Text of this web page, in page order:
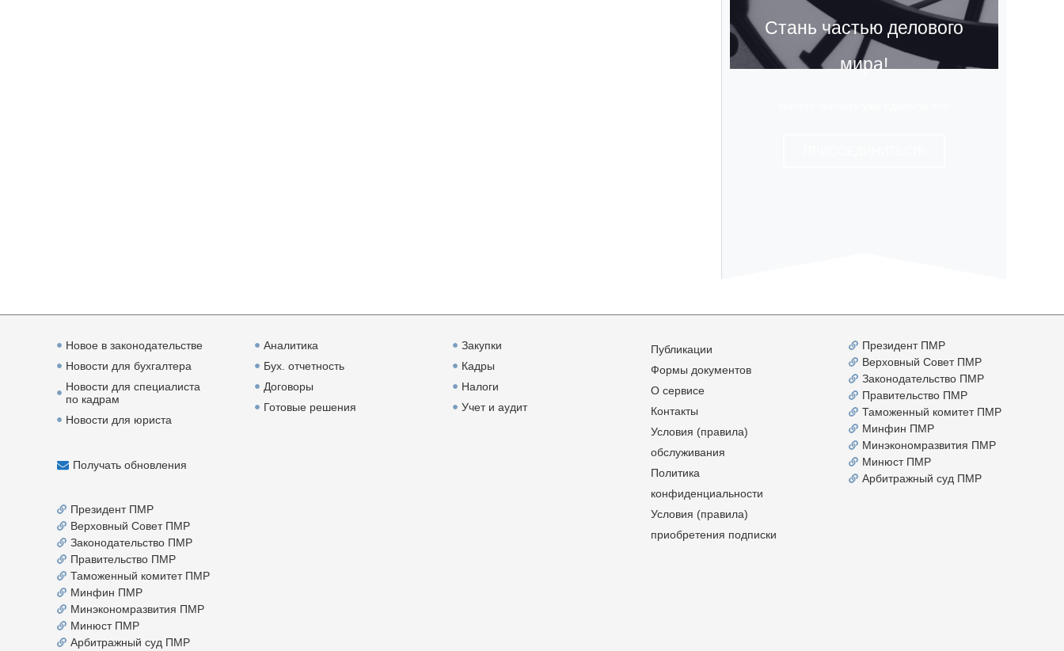
Стань частью делового
мира!
Новое в законодательстве
Новости для бухгалтера
Новости для специалиста
по кадрам
Новости для юриста
Получать обновления
Президент ПМР
Верховный Совет ПМР
Законодательство ПМР
Правительство ПМР
Таможенный комитет ПМР
Минфин ПМР
Минэкономразвития ПМР
Минюст ПМР
Арбитражный суд ПМР
Аналитика
Бух. отчетность
Договоры
Готовые решения
Закупки
Кадры
Налоги
Учет и аудит
Публикации
Формы документов
О сервисе
Контакты
Условия (правила)
обслуживания
Политика
конфиденциальности
Условия (правила)
приобретения подписки
Президент ПМР
Верховный Совет ПМР
Законодательство ПМР
Правительство ПМР
Таможенный комитет ПМР
Минфин ПМР
Минэкономразвития ПМР
Минюст ПМР
Арбитражный суд ПМР